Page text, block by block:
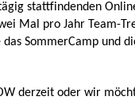
stattfindenden
Mal pro Jahr Team-
SommerCamp und
derzeit oder wir